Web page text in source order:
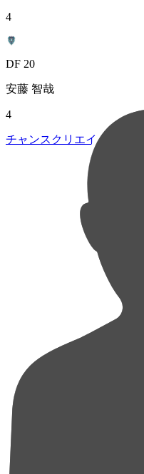
4
DF 20
安藤 智哉
4
チャンスクリエイト総数